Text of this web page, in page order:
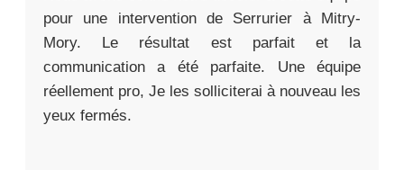
pour une intervention de Serrurier à Mitry-
Mory. Le résultat est parfait et la
communication a été parfaite. Une équipe
réellement pro, Je les solliciterai à nouveau les
yeux fermés.